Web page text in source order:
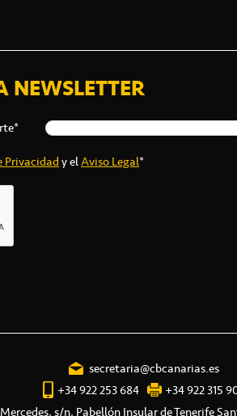
NEWSLETTER
Privacidady elAviso Legal*
secretaria@cbcanarias.es
+34 922 253 684
+34 922 315